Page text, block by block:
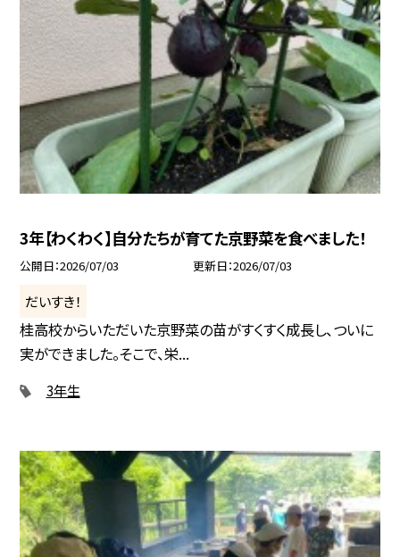
3年【わくわく】自分たちが育てた京野菜を食べました！
公開日 2026/07/03 更新日 2026/07/03
だいすき！
桂高校からいただいた京野菜の苗がすくすく成長し、ついに
実ができました。そこで、栄...
3年生